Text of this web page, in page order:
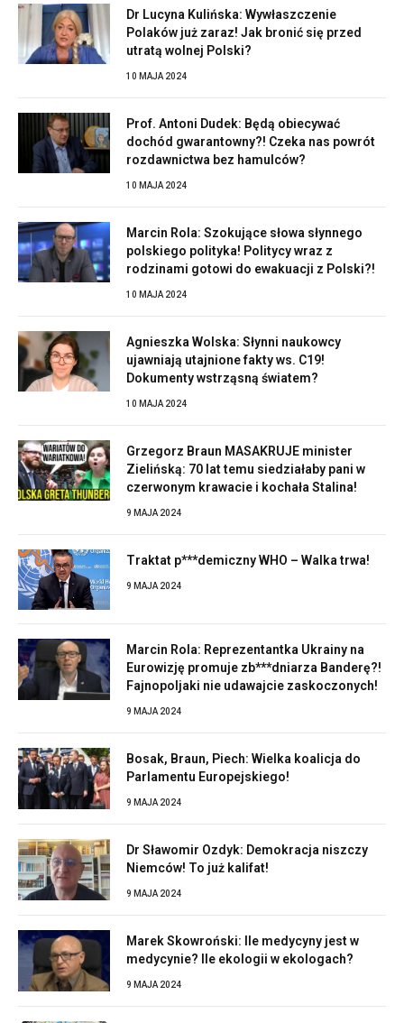
Dr Lucyna Kulińska: Wywłaszczenie
Polaków już zaraz! Jak bronić się przed
utratą wolnej Polski?
10 MAJA 2024
Prof. Antoni Dudek: Będą obiecywać
dochód gwarantowny?! Czeka nas powrót
rozdawnictwa bez hamulców?
10 MAJA 2024
Marcin Rola: Szokujące słowa słynnego
polskiego polityka! Politycy wraz z
rodzinami gotowi do ewakuacji z Polski?!
10 MAJA 2024
Agnieszka Wolska: Słynni naukowcy
ujawniają utajnione fakty ws. C19!
Dokumenty wstrząsną światem?
10 MAJA 2024
Grzegorz Braun MASAKRUJE minister
Zielińską: 70 lat temu siedziałaby pani w
czerwonym krawacie i kochała Stalina!
9 MAJA 2024
Traktat p***demiczny WHO – Walka trwa!
9 MAJA 2024
Marcin Rola: Reprezentantka Ukrainy na
Eurowizję promuje zb***dniarza Banderę?!
Fajnopoljaki nie udawajcie zaskoczonych!
9 MAJA 2024
Bosak, Braun, Piech: Wielka koalicja do
Parlamentu Europejskiego!
9 MAJA 2024
Dr Sławomir Ozdyk: Demokracja niszczy
Niemców! To już kalifat!
9 MAJA 2024
Marek Skowroński: Ile medycyny jest w
medycynie? Ile ekologii w ekologach?
9 MAJA 2024